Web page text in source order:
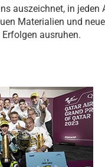
auszeichnet, in jeden
Materialien und
ausruhen.